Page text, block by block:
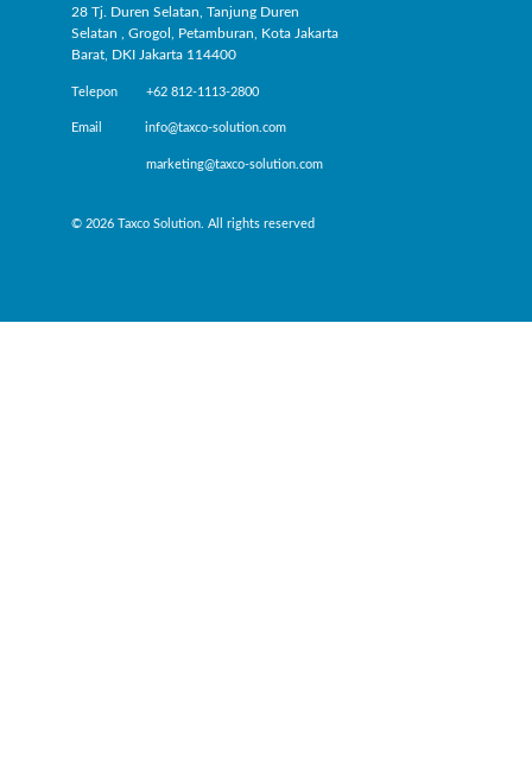
28 Tj. Duren Selatan, Tanjung Duren
Selatan , Grogol, Petamburan, Kota Jakarta
Barat, DKI Jakarta 114400
Telepon +62 812-1113-2800
Email info@taxco-solution.com
marketing@taxco-solution.com
© 2026 Taxco Solution. All rights reserved